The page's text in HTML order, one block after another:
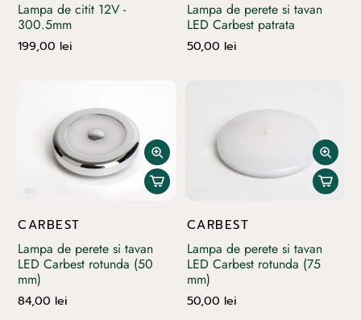
Lampa de citit 12V -
300.5mm
199,00 lei
Lampa de perete si tavan
LED Carbest patrata
50,00 lei
CARBEST
Lampa de perete si tavan
LED Carbest rotunda (50
mm)
84,00 lei
CARBEST
Lampa de perete si tavan
LED Carbest rotunda (75
mm)
50,00 lei